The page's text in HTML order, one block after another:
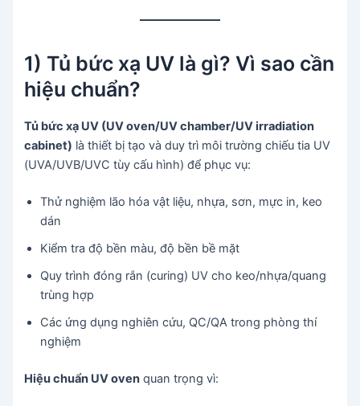
1) Tủ bức xạ UV là gì? Vì sao cần
hiệu chuẩn?
Tủ bức xạ UV (UV oven/UV chamber/UV irradiation
cabinet) là thiết bị tạo và duy trì môi trường chiếu tia UV
(UVA/UVB/UVC tùy cấu hình) để phục vụ:
Thử nghiệm lão hóa vật liệu, nhựa, sơn, mực in, keo
dán
Kiểm tra độ bền màu, độ bền bề mặt
Quy trình đóng rắn (curing) UV cho keo/nhựa/quang
trùng hợp
Các ứng dụng nghiên cứu, QC/QA trong phòng thí
nghiệm
Hiệu chuẩn UV oven quan trọng vì: